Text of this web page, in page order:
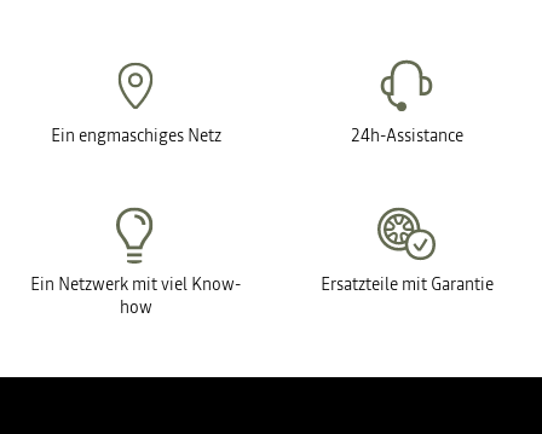
Ein engmaschiges Netz 24h-Assistance
Ein Netzwerk mit viel Know-
how
Ersatzteile mit Garantie